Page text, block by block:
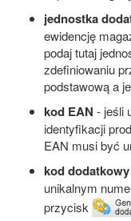
jednostka
ewidencję
podaj tutaj
zdefiniowaniu
podstawową a
kod EAN - jeśli
identyfikacji
EAN musi być
kod dodatkowy
unikalnym
przycisk